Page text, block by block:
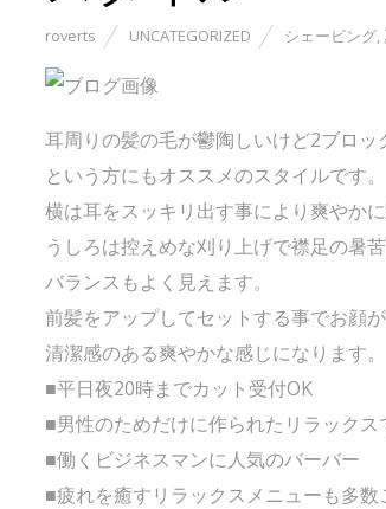
roverts UNCATEGORIZED シェービング,
耳周りの髪の毛が鬱陶しいけど2ブロッ
という方にもオススメのスタイルです。
横は耳をスッキリ出す事により爽やかに
うしろは控えめな刈り上げで襟足の暑
バランスもよく見えます。
前髪をアップしてセットする事でお顔
清潔感のある爽やかな感じになります。
■平日夜20時までカット受付OK
■男性のためだけに作られたリラックス
■働くビジネスマンに人気のバーバー
■疲れを癒すリラックスメニューも多数